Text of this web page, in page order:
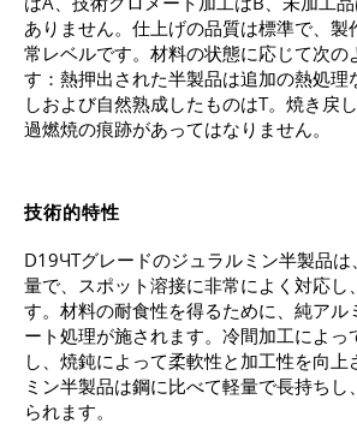
ありません。仕上げの品質は標準で、製
常レベルです。材料の状態に応じて次の
す：熱押出された半製品は追加の熱処理
しおよび自然熟成したものはT。焼き戻
過燃焼の痕跡があってはなりません。
技術的特性
D19ЧTグレードのジュラルミン半製品
量で、スポット溶接に非常によく対応し
す。材料の耐食性を得るために、純アル
ート処理が施されます。冷間加工によっ
し、焼鈍によって柔軟性と加工性を向
ミン半製品は鋼に比べて軽量で長持ちし
られます。